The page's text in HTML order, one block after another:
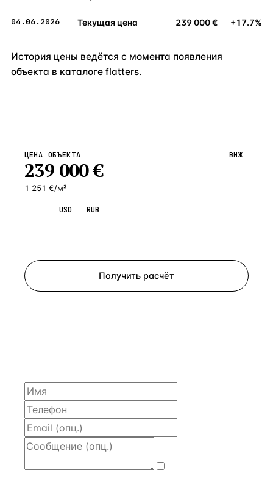
04.06.2026 Текущая цена 239 000 € +17.7%
История цены ведётся с момента появления
объекта в каталоге flatters.
ЦЕНА ОБЪЕКТА
239 000€
1 251 €/м²
ВНЖ
USD RUB
Получить расчёт